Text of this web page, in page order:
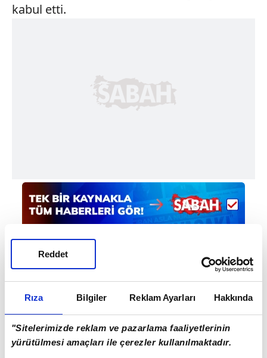
Rıza Bilgiler Reklam Ayarları Hakkında
"Sitelerimizde reklam ve pazarlama faaliyetlerinin
yürütülmesi amaçları ile çerezler kullanılmaktadır.
Reddet
kabul etti.
Haber Girişi
Mete Efendioğlu - Editör